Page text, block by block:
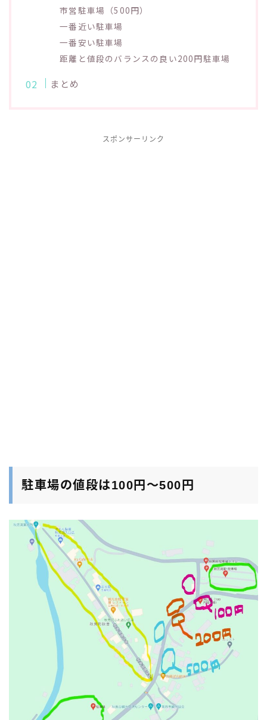
市営駐車場（500円）
一番近い駐車場
一番安い駐車場
距離と値段のバランスの良い200円駐車場
まとめ
スポンサーリンク
駐車場の値段は100円～500円